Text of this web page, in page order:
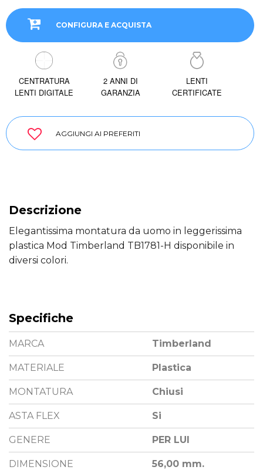
CONFIGURA E ACQUISTA
CENTRATURA
LENTI DIGITALE
2 ANNI DI
GARANZIA
LENTI
CERTIFICATE
AGGIUNGI AI PREFERITI
Descrizione
Elegantissima montatura da uomo in leggerissima
plastica Mod Timberland TB1781-H disponibile in
diversi colori.
Specifiche
MARCA Timberland
MATERIALE Plastica
MONTATURA Chiusi
ASTA FLEX Si
GENERE PER LUI
DIMENSIONE 56,00 mm.